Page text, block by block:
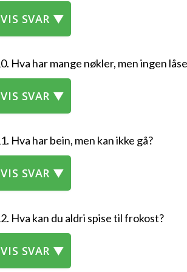
VIS SVAR ▼
Hva har mange nøkler, men ingen
VIS SVAR ▼
Hva har bein, men kan ikke gå?
VIS SVAR ▼
Hva kan du aldri spise til frokost?
VIS SVAR ▼